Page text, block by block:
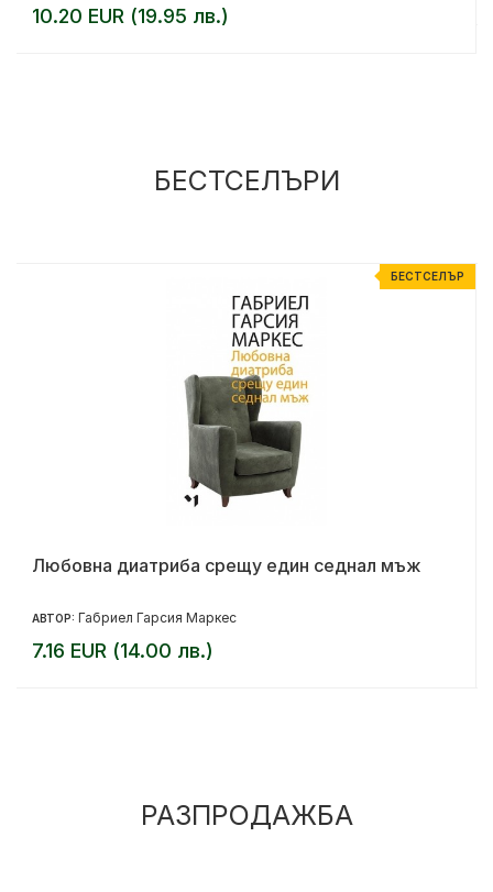
10.20 EUR (19.95 лв.)
БЕСТСЕЛЪРИ
БЕСТСЕЛЪР
Любовна диатриба срещу един седнал мъж
АВТОР: Габриел Гарсия Маркес
7.16 EUR (14.00 лв.)
РАЗПРОДАЖБА